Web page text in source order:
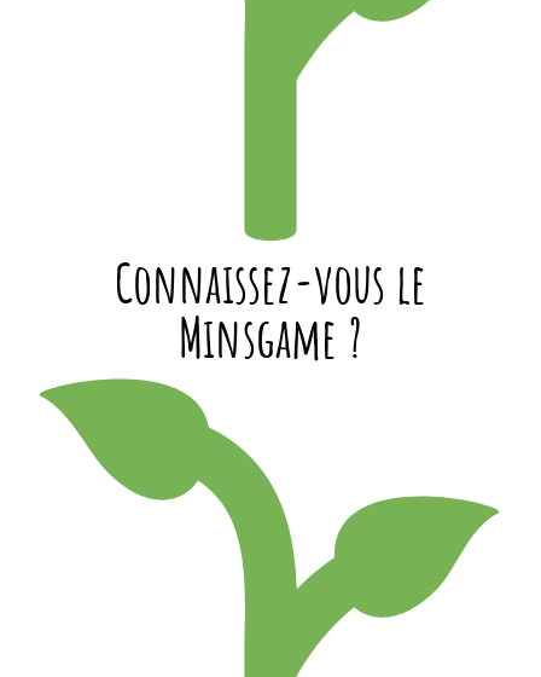
Connaissez-vous le
Minsgame ?